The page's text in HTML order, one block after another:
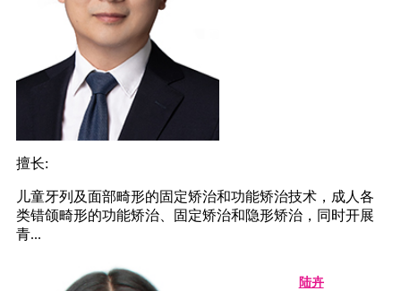
擅长:
儿童牙列及面部畸形的固定矫治和功能矫治技术，成人各
类错颌畸形的功能矫治、固定矫治和隐形矫治，同时开展
青...
陆卉